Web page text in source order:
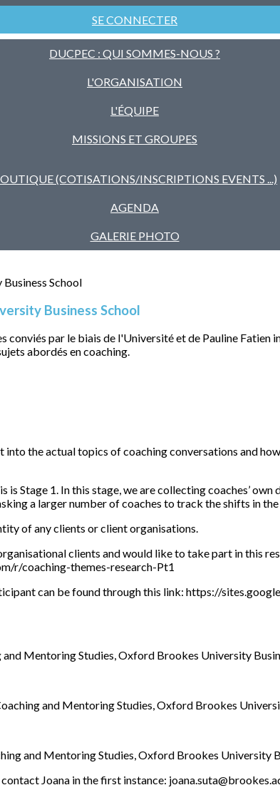
SE CONNECTER
DUCPEC : QUI SOMMES-NOUS ?
L'ORGANISATION
L'ÉQUIPE
MISSIONS ET GROUPES
(COTISATIONS/INSCRIPTIONS EVENTS ...)
AGENDA
GALERIE PHOTO
Business School
conviés par le biais de l'Université et de Pauline Fatien
abordés en coaching.
the actual topics of coaching conversations and
Stage 1. In this stage, we are collecting coaches’
a larger number of coaches to track the shifts in
of any clients or client organisations.
clients and would like to take part in this
r/coaching-themes-research-Pt1
can be found through this link: https://
Mentoring Studies, Oxford Brookes University
and Mentoring Studies, Oxford Brookes
and Mentoring Studies, Oxford Brookes University
Joana in the first instance: